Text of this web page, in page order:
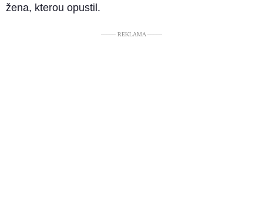
žena, kterou opustil.
––––– REKLAMA –––––